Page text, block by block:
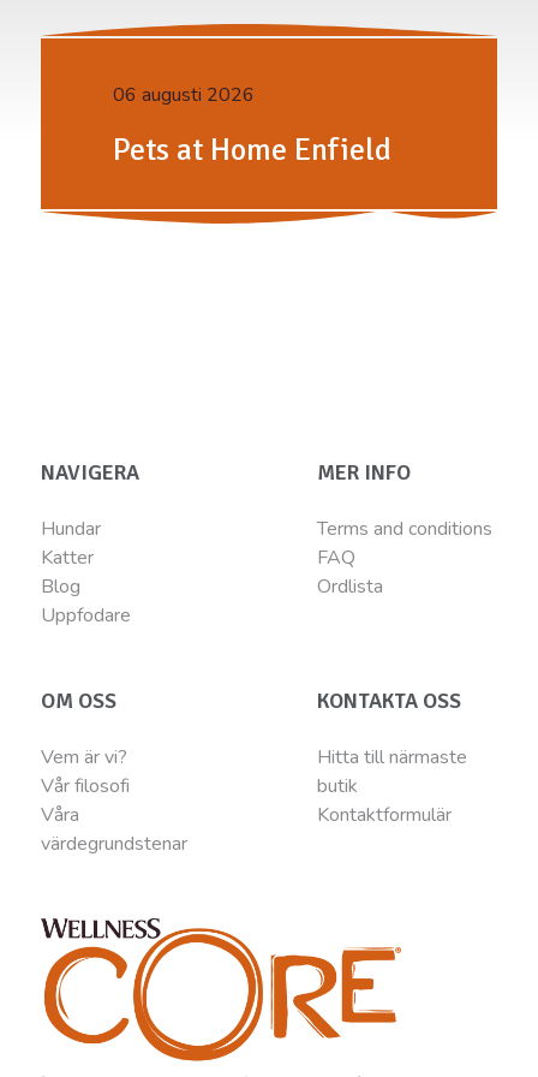
06 augusti 2026
Pets at Home Enfield
NAVIGERA
Hundar
Katter
Blog
Uppfodare
MER INFO
Terms and conditions
FAQ
Ordlista
OM OSS
Vem är vi?
Vår filosofi
Våra
värdegrundstenar
KONTAKTA OSS
Hitta till närmaste
butik
Kontaktformulär